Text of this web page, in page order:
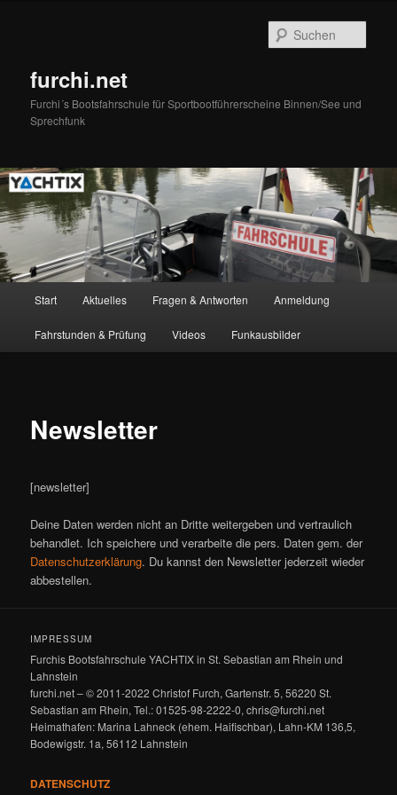
furchi.net
Furchi´s Bootsfahrschule für Sportbootführerscheine Binnen/See und
Sprechfunk
Start Aktuelles Fragen & Antworten Anmeldung
Fahrstunden & Prüfung Videos Funkausbilder
Newsletter
[newsletter]
Deine Daten werden nicht an Dritte weitergeben und vertraulich
behandlet. Ich speichere und verarbeite die pers. Daten gem. der
Datenschutzerklärung. Du kannst den Newsletter jederzeit wieder
abbestellen.
IMPRESSUM
Furchis Bootsfahrschule YACHTIX in St. Sebastian am Rhein und
Lahnstein
furchi.net – © 2011-2022 Christof Furch, Gartenstr. 5, 56220 St.
Sebastian am Rhein, Tel.: 01525-98-2222-0, chris@furchi.net
Heimathafen: Marina Lahneck (ehem. Haifischbar), Lahn-KM 136,5,
Bodewigstr. 1a, 56112 Lahnstein
DATENSCHUTZ